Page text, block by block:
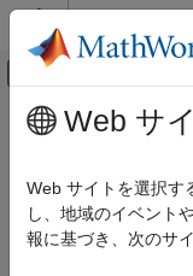
コンテンツへスキップ
オフキャ
ドキュメンテーションの
外部言語インターフェイス
MATLAB での .NET
メインコンテンツ
.NET での
のことができます。
Web サ
Web サイトを選択す
し、地域のイベント
報に基づき、次のサ